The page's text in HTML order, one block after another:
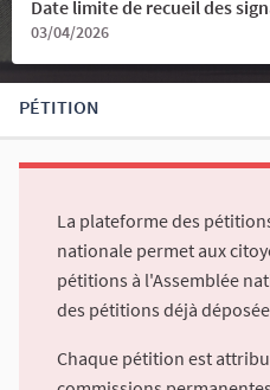
Date limite de recueil des
03/04/2026
PÉTITION
La plateforme des
nationale permet aux
pétitions à l'Assemblée
des pétitions déjà
Chaque pétition est